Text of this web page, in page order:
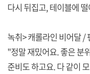
다시 뒤집고, 테이블에
녹취> 캐롤라인 비어달 /
"정말 재밌어요. 좋은 분
준비도 하고요. 다 같이